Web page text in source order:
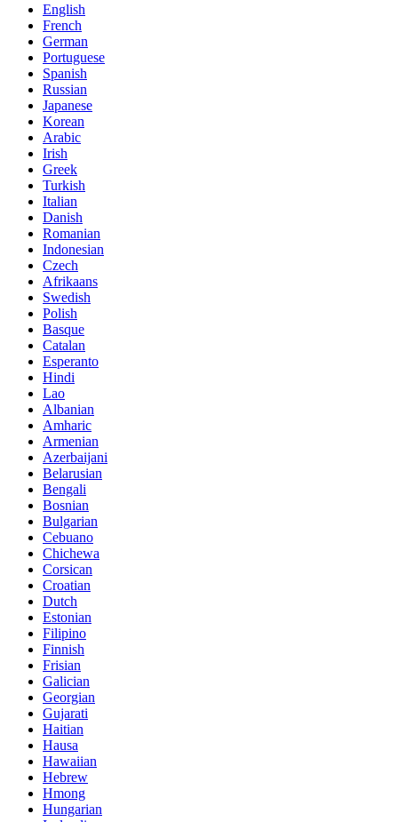
English
French
German
Portuguese
Spanish
Russian
Japanese
Korean
Arabic
Irish
Greek
Turkish
Italian
Danish
Romanian
Indonesian
Czech
Afrikaans
Swedish
Polish
Basque
Catalan
Esperanto
Hindi
Lao
Albanian
Amharic
Armenian
Azerbaijani
Belarusian
Bengali
Bosnian
Bulgarian
Cebuano
Chichewa
Corsican
Croatian
Dutch
Estonian
Filipino
Finnish
Frisian
Galician
Georgian
Gujarati
Haitian
Hausa
Hawaiian
Hebrew
Hmong
Hungarian